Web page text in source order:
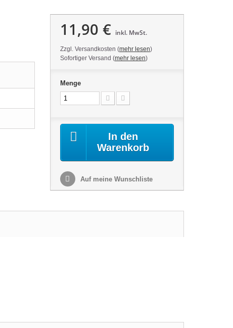
11,90 € inkl. MwSt.
Zzgl. Versandkosten (mehr lesen)
Sofortiger Versand (mehr lesen)
Menge
In den
Warenkorb
Auf meine Wunschliste